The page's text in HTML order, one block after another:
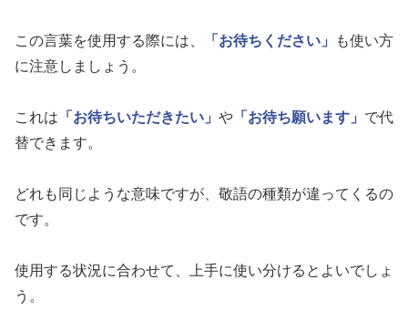
この言葉を使用する際には、 「お待ちください」
も使い方
に注意しましょう。
これは 「お待ちいただきたい」 や 「お待ち願います」 で代
替できます。
どれも同じような意味ですが、敬語の種類が違ってくるの
です。
使用する状況に合わせて、上手に使い分けるとよいでしょ
う。